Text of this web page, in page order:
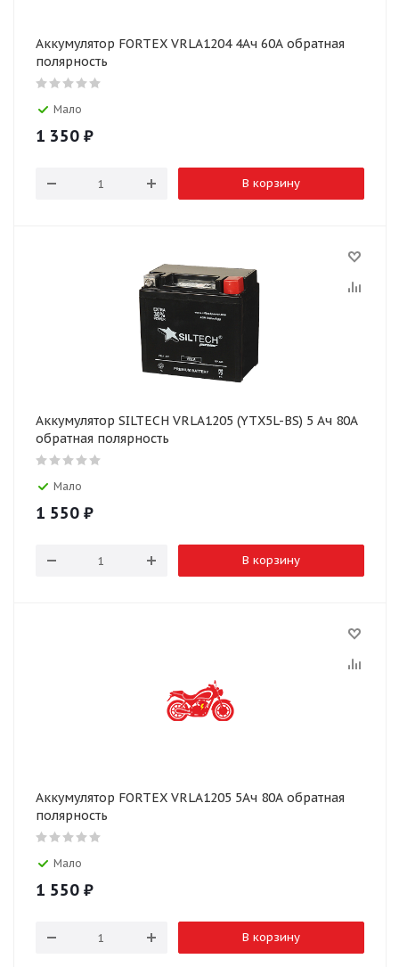
Аккумулятор FORTEX VRLA1204 4Ач 60А обратная
полярность
Мало
1 350 ₽
В корзину
Аккумулятор SILTECH VRLA1205 (YTX5L-BS) 5 Ач 80А
обратная полярность
Мало
1 550 ₽
В корзину
Аккумулятор FORTEX VRLA1205 5Ач 80А обратная
полярность
Мало
1 550 ₽
В корзину